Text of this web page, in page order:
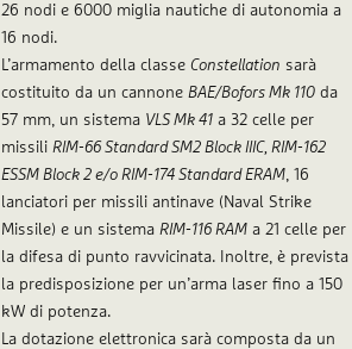
26 nodi e 6000 miglia nautiche di autonomia a
16 nodi.
L’armamento della classe Constellation sarà
costituito da un cannone BAE/Bofors Mk 110 da
57 mm, un sistema VLS Mk 41 a 32 celle per
missili RIM-66 Standard SM2 Block IIIC, RIM-162
ESSM Block 2 e/o RIM-174 Standard ERAM , 16
lanciatori per missili antinave (Naval Strike
Missile) e un sistema RIM-116 RAM a 21 celle per
la difesa di punto ravvicinata. Inoltre, è prevista
la predisposizione per un’arma laser fino a 150
kW di potenza.
La dotazione elettronica sarà composta da un